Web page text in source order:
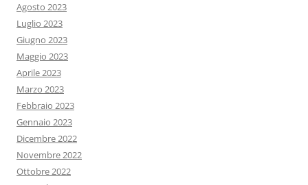
Agosto 2023
Luglio 2023
Giugno 2023
Maggio 2023
Aprile 2023
Marzo 2023
Febbraio 2023
Gennaio 2023
Dicembre 2022
Novembre 2022
Ottobre 2022